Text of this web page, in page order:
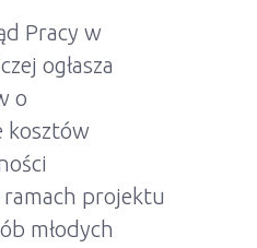
Pracy w
ogłasza
o
kosztów
projektu
młodych